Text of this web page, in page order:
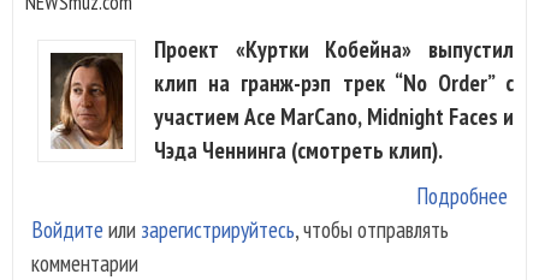
Проект «Куртки Кобейна» выпустил
клип на гранж-рэп трек “No Order” с
участием Ace MarCano, Midnight Faces и
Чэда Ченнинга (смотреть клип).
Подробнее
Войдите или зарегистрируйтесь, чтобы отправлять
комментарии